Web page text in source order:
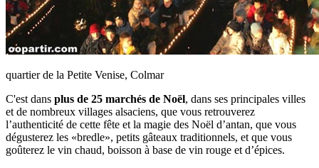
quartier de la Petite Venise, Colmar
C'est dans plus de 25 marchés de Noël, dans ses principales villes
et de nombreux villages alsaciens, que vous retrouverez
l’authenticité de cette fête et la magie des Noël d’antan, que vous
dégusterez les «bredle», petits gâteaux traditionnels, et que vous
goûterez le vin chaud, boisson à base de vin rouge et d’épices.